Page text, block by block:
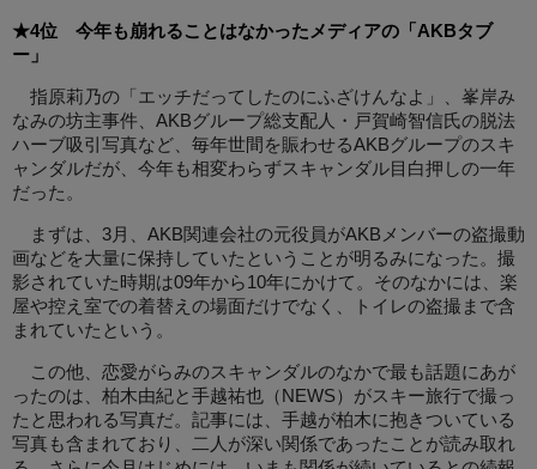
★4位 今年も崩れることはなかったメディアの「AKBタブ
ー」
指原莉乃の「エッチだってしたのにふざけんなよ」、峯岸み
なみの坊主事件、AKBグループ総支配人・戸賀崎智信氏の脱法
ハーブ吸引写真など、毎年世間を賑わせるAKBグループのスキ
ャンダルだが、今年も相変わらずスキャンダル目白押しの一年
だった。
まずは、3月、AKB関連会社の元役員がAKBメンバーの盗撮動
画などを大量に保持していたということが明るみになった。撮
影されていた時期は09年から10年にかけて。そのなかには、楽
屋や控え室での着替えの場面だけでなく、トイレの盗撮まで含
まれていたという。
この他、恋愛がらみのスキャンダルのなかで最も話題にあが
ったのは、柏木由紀と手越祐也（NEWS）がスキー旅行で撮っ
たと思われる写真だ。記事には、手越が柏木に抱きついている
写真も含まれており、二人が深い関係であったことが読み取れ